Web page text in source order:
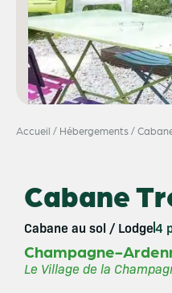
Accueil / Hébergements/
Cabane
Cabane au sol / Lodge4
Champagne-
Le Village de la